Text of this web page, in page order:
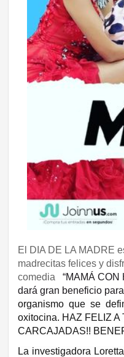
El DIA DE LA MADRE
madrecitas felices y
comedia“MAMÁ
dará gran beneficio
organismo que se
oxitocina. HAZ FELIZ A
CARCAJADAS!!
La investigadora